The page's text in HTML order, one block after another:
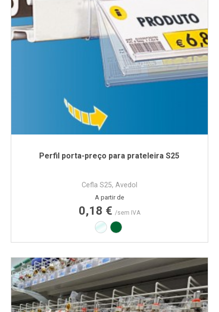
Perfil porta-preço para prateleira S25
Cefla S25, Avedol
Preço
A partir de
0,18 € /sem IVA
TransparenteVerde RAL6029